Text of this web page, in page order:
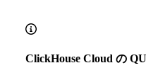
ClickHouse Cloud の